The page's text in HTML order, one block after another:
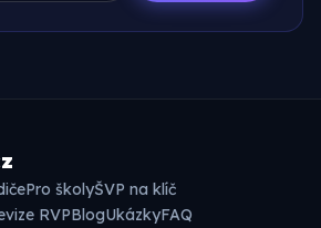
Pro školyŠVP na klíč
RVPBlogUkázkyFAQ